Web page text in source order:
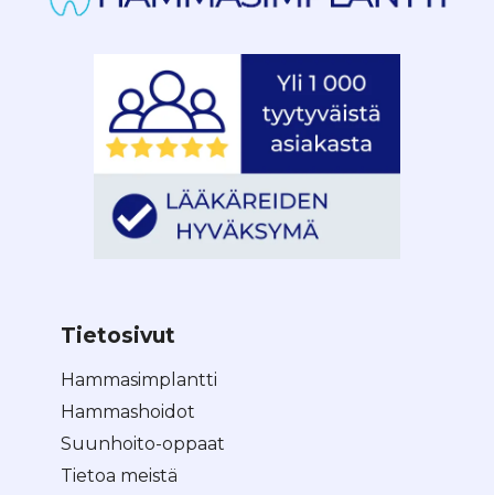
Tietosivut
Hammasimplantti
Hammashoidot
Suunhoito-oppaat
Tietoa meistä